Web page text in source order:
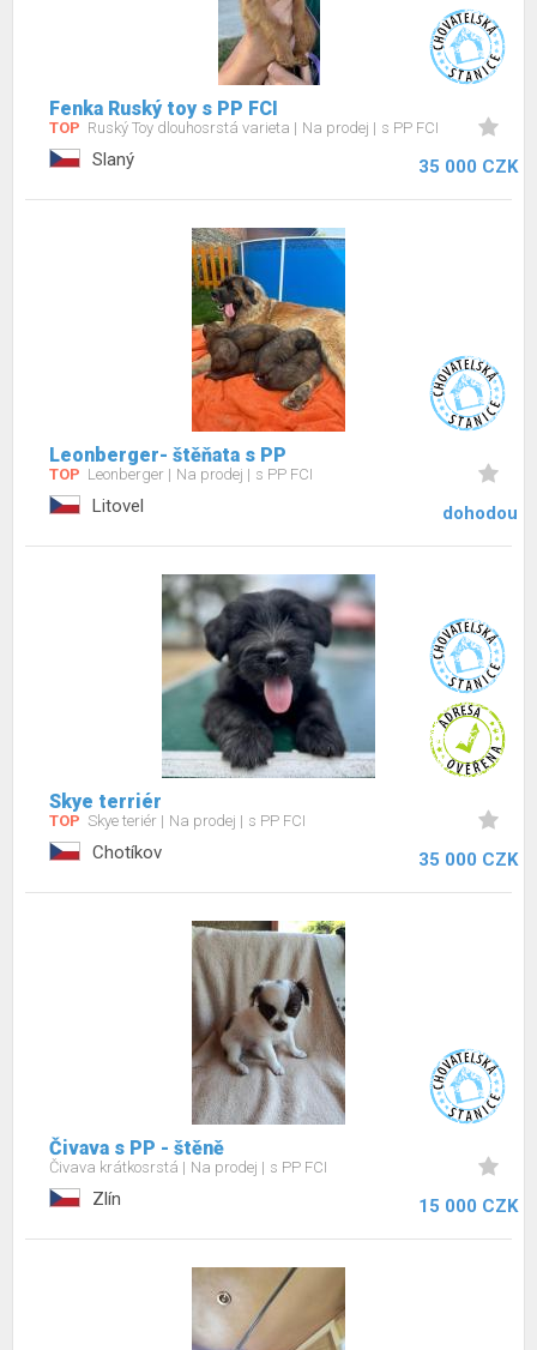
Fenka Ruský toy s PP FCI
TOP Ruský Toy dlouhosrstá varieta Na prodej s PP FCI
Slaný 35 000 CZK
Leonberger- štěňata s PP
TOP Leonberger Na prodej s PP FCI
Litovel dohodou
Skye terriér
TOP Skye teriér Na prodej s PP FCI
Chotíkov 35 000 CZK
Čivava s PP - štěně
Čivava krátkosrstá Na prodej s PP FCI
Zlín 15 000 CZK